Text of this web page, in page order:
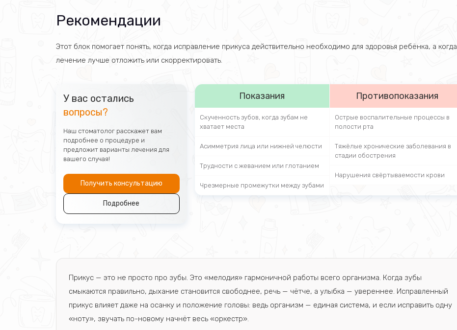
Рекомендации
Этот блок помогает понять, когда исправление прикуса действительно необходимо для здоровья ребёнка, а когда
лечение лучше отложить или скорректировать.
У вас остались
вопросы?
Наш стоматолог расскажет вам
подробнее о процедуре и
предложит варианты лечения для
вашего случая!
Получить консультацию
Подробнее
Показания
Скученность зубов, когда зубам не
хватает места
Асимметрия лица или нижней челюсти
Трудности с жеванием или глотанием
Чрезмерные промежутки между зубами
Противопоказания
Острые воспалительные процессы в
полости рта
Тяжёлые хронические заболевания в
стадии обострения
Нарушения свёртываемости крови
Прикус — это не просто про зубы. Это «мелодия» гармоничной работы всего организма. Когда зубы
смыкаются правильно, дыхание становится свободнее, речь — чётче, а улыбка — увереннее. Исправленный
прикус влияет даже на осанку и положение головы: ведь организм — единая система, и если исправить одну
«ноту», звучать по-новому начнёт весь «оркестр».